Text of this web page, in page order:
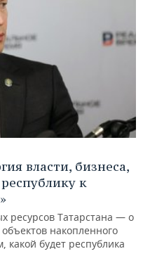
власти, бизнеса,
к
ресурсов Татарстана — о
накопленного
будет республика